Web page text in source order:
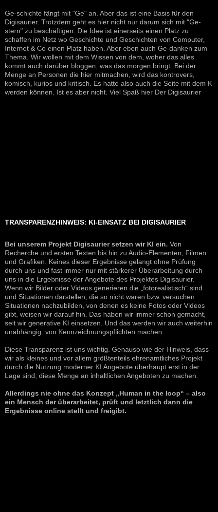
Ge-schichte fängt mit "Ge" an. Aber das ist eine Basis für den
Digisaurier. Trotzdem geht es hier nicht nur darum sich mit "Ge-
stern" zu beschäftigen. Die Idee ist einerseits einen Platz zu
schaffen im Netz wo Geschichte und Geschichten von Computer,
Internet & Co einen Platz haben. Aber eben auch Ge-danken zum
Thema. Wir wollen mit dem Wissen von dem, woher das alles
kommt auch darüber bloggen, was das morgen bringt. Bei der
Menge an Personen die hier mitmachen, wird das kontrovers,
komisch, kurios und kritisch. Es hatte also auch die Seite mit dem K
werden können. Ist es aber nicht. Viel Spaß hier Der Digisaurier
TRANSPARENZHINWEIS: KI-EINSATZ BEI DIGISAURIER
Bei unserem Projekt Digisaurier setzen wir KI ein. Von
Recherche und ersten Texten bis hin zu Audio-Elementen, Filmen
und Grafiken. Keines dieser Ergebnisse gelangt ohne Prüfung
durch uns und fast immer nur mit stärkerer Überarbeitung durch
uns in die Ergebnisse der Angebote des Projektes Digisaurier.
Wenn wir Bilder oder Videos generieren die „fotorealistisch“ sind
und Situationen darstellen, die so nicht waren bzw. versuchen
Situationen nachzubilden, von denen es keine Fotos oder Videos
gibt, weisen wir darauf hin. Das haben wir immer schon gemacht,
seit wir generative KI einsetzen. Und das werden wir auch weiterhin
unabhängig von Kennzeichnungspflichten machen.
Diese Transparenz ist uns wichtig. Genauso wie der Hinweis, dass
wir als kleines und vor allem größtenteils ehrenamtliches Projekt
durch die Nutzung moderner KI Angebote überhaupt erst in der
Lage sind, diese Menge an inhaltlichen Angeboten zu machen.
Allerdings nie ohne das Konzept „Human in the loop“ – also
ein Mensch der überarbeitet, prüft und letztlich dann die
Ergebnisse online stellt und freigibt.